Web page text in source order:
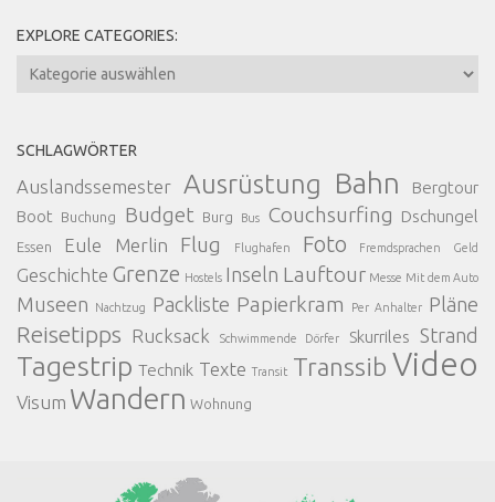
EXPLORE CATEGORIES:
Explore
SCHLAGWÖRTER
Auslandssemester Ausrüstung Bahn
Bergtour
Boot
Buchung Budget Burg Bus Couchsurfing Dschungel
Essen Eule Merlin Flug Flughafen Foto Fremdsprachen Geld
Geschichte Grenze Hostels Inseln Lauftour Messe Mit dem Auto
Museen Nachtzug Packliste Papierkram Per Anhalter Pläne
Reisetipps Rucksack Schwimmende Dörfer Skurriles Strand
Tagestrip Technik Texte Transit Transsib Video
Visum Wandern Wohnung